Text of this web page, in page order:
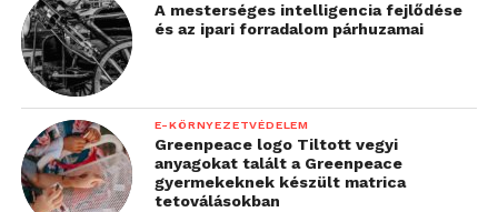
A mesterséges intelligencia fejlődése
és az ipari forradalom párhuzamai
E-KÖRNYEZETVÉDELEM
Greenpeace logo Tiltott vegyi
anyagokat talált a Greenpeace
gyermekeknek készült matrica
tetoválásokban